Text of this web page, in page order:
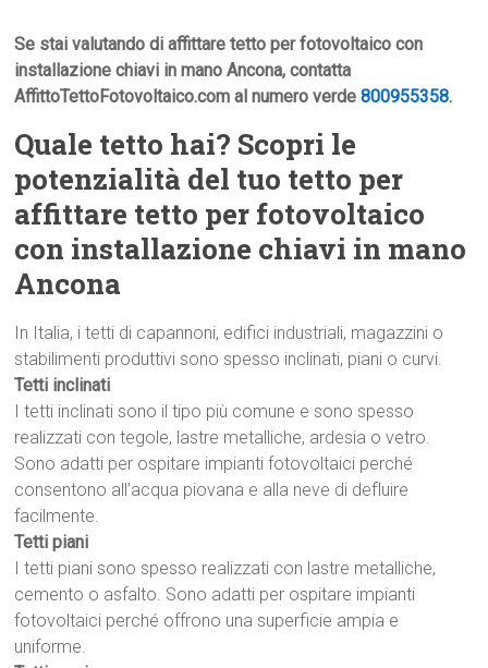
Se stai valutando di affittare tetto per fotovoltaico con
installazione chiavi in mano Ancona, contatta
AffittoTettoFotovoltaico.com al numero verde800955358.
Quale tetto hai? Scopri le
potenzialità del tuo tetto per
affittare tetto per fotovoltaico
con installazione chiavi in mano
Ancona
In Italia, i tetti di capannoni, edifici industriali, magazzini o
stabilimenti produttivi sono spesso inclinati, piani o curvi.
Tetti inclinati
I tetti inclinati sono il tipo più comune e sono spesso
realizzati con tegole, lastre metalliche, ardesia o vetro.
Sono adatti per ospitare impianti fotovoltaici perché
consentono all’acqua piovana e alla neve di defluire
facilmente.
Tetti piani
I tetti piani sono spesso realizzati con lastre metalliche,
cemento o asfalto. Sono adatti per ospitare impianti
fotovoltaici perché offrono una superficie ampia e
uniforme.